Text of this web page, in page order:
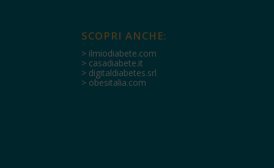
SCOPRI ANCHE:
> ilmiodiabete.com
> casadiabete.it
> digitaldiabetes.srl
> obesitalia.com